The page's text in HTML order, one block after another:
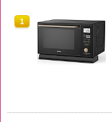
1
1
1
1